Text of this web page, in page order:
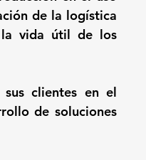
de la logística
la vida útil de los
clientes en el
de soluciones